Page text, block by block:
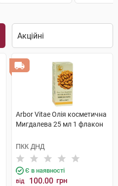
Arbor Vitae Олія косметична
Мигдалева 25 мл 1 флакон
ПКК ДНД
Є в наявності
від 100.00 грн